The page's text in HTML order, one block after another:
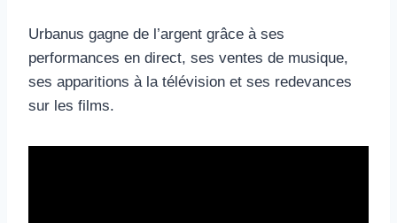
Urbanus gagne de l’argent grâce à ses
performances en direct, ses ventes de musique,
ses apparitions à la télévision et ses redevances
sur les films.